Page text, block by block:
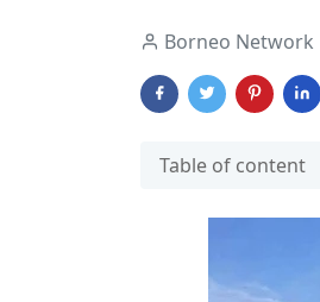
Borneo Network
Table of content